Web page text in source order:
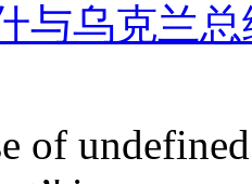
与乌克兰
of